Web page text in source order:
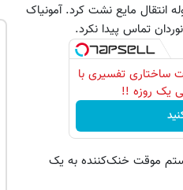
سمی از لوله انتقال مایع نشت کرد. آمونیاک
تماس پیدا نکرد.
ساختاری تفسیری با
یک روزه !!
موقت خنک‌کننده به یک
رایگان بهت یاد بدیم چجوری
باور نداری امتحانش مجانیه
کلیک کن!